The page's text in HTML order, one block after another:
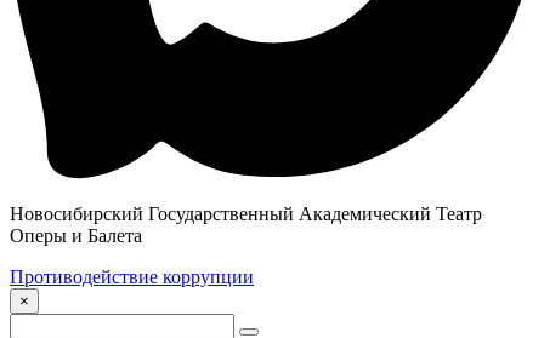
Новосибирский Государственный Академический Театр
Оперы и Балета
Противодействие коррупции
×